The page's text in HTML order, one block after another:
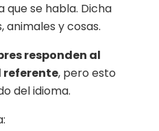
se habla. Dicha
animales y cosas.
responden al
referente, pero esto
del idioma.